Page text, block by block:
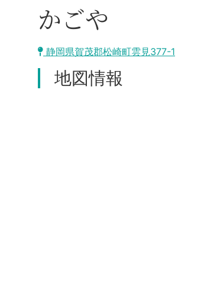
かごや
静岡県賀茂郡松崎町雲見377-1
地図情報